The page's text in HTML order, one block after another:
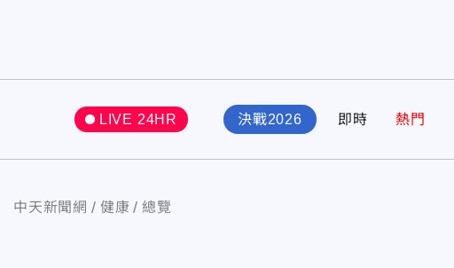
LIVE 24HR 決戰2026 即時 熱門
中天新聞網 健康 總覽